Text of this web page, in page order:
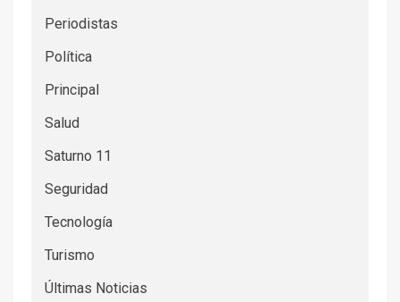
Periodistas
Política
Principal
Salud
Saturno 11
Seguridad
Tecnología
Turismo
Últimas Noticias